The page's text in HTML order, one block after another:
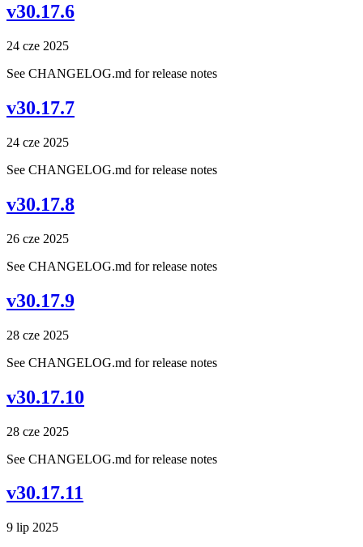
v30.17.6
24 cze 2025
See CHANGELOG.md for release notes
v30.17.7
24 cze 2025
See CHANGELOG.md for release notes
v30.17.8
26 cze 2025
See CHANGELOG.md for release notes
v30.17.9
28 cze 2025
See CHANGELOG.md for release notes
v30.17.10
28 cze 2025
See CHANGELOG.md for release notes
v30.17.11
9 lip 2025